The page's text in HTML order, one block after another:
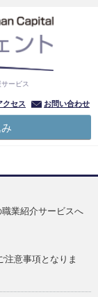
ービス
クセス お問い合わせ
業紹介サービスへ
注意事項となりま